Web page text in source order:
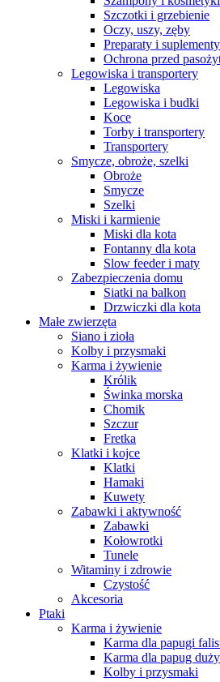
Szczotki i grzebienie
Oczy, uszy, zęby
Preparaty i suplementy
Ochrona przed
Legowiska i transportery
Legowiska
Legowiska i budki
Koce
Torby i transportery
Transportery
Smycze, obroże, szelki
Obroże
Smycze
Szelki
Miski i karmienie
Miski dla kota
Fontanny dla kota
Slow feeder i maty
Zabezpieczenia domu
Siatki na balkon
Drzwiczki dla kota
Małe zwierzęta
Siano i zioła
Kolby i przysmaki
Karma i żywienie
Królik
Świnka morska
Chomik
Szczur
Fretka
Klatki i kojce
Klatki
Hamaki
Kuwety
Zabawki i aktywność
Zabawki
Kołowrotki
Tunele
Witaminy i zdrowie
Czystość
Akcesoria
Ptaki
Karma i żywienie
Karma dla papugi
Karma dla papug
Kolby i przysmaki